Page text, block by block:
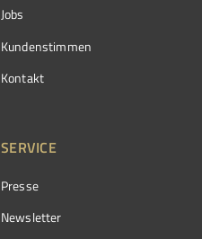
Jobs
Kundenstimmen
Kontakt
SERVICE
Presse
Newsletter